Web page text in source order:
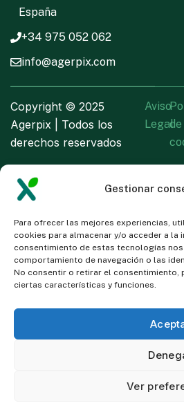
Gestionar
Para ofrecer las mejores experiencias,
cookies para almacenar y/o acceder a
consentimiento de estas tecnologías
comportamiento de navegación o las
No consentir o retirar el consentimiento,
ciertas características y funciones.
Ver
España
+34 975 052 062
info@agerpix.com
Copyright © 2025
Agerpix | Todos los
derechos reservados
Aviso
Legalde